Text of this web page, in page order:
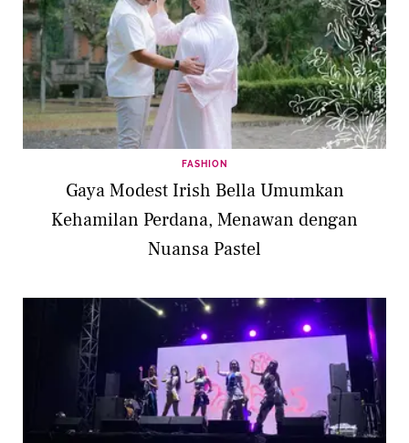
FASHION
Gaya Modest Irish Bella Umumkan
Kehamilan Perdana, Menawan dengan
Nuansa Pastel